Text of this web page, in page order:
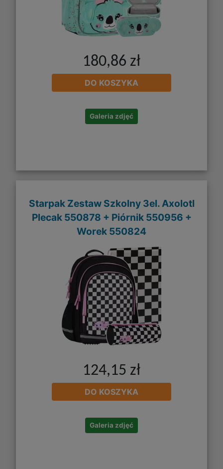
180,86 zł
DO KOSZYKA
Galeria zdjęć
Starpak Zestaw Szkolny 3el. Axolotl
Plecak 550878 + Piórnik 550956 +
Worek 550824
124,15 zł
DO KOSZYKA
Galeria zdjęć